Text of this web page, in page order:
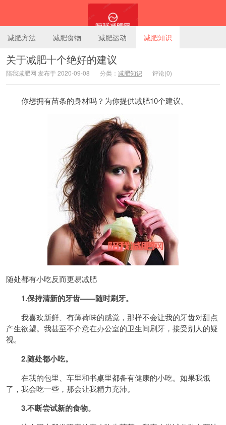
陪我减肥网
减肥方法 减肥食物 减肥运动 减肥知识
关于减肥十个绝好的建议
陪我减肥网 发布于 2020-09-08 分类： 减肥知识 评论(0)
你想拥有苗条的身材吗？为你提供减肥10个建议。
随处都有小吃反而更易减肥
1.保持清新的牙齿——随时刷牙。
我喜欢新鲜、有薄荷味的感觉，那样不会让我的牙齿对甜点
产生欲望。我甚至不介意在办公室的卫生间刷牙，接受别人的疑
视。
2.随处都小吃。
在我的包里、车里和书桌里都备有健康的小吃。如果我饿
了，我会吃一些，那会让我精力充沛。
3.不断尝试新的食物。